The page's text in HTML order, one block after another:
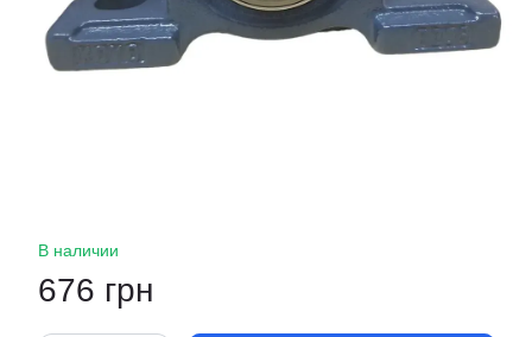
В наличии
676 грн